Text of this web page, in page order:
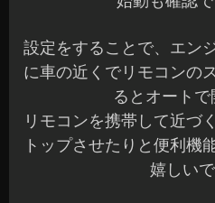
設定をすることで、エン
に車の近くでリモコンの
るとオートで
リモコンを携帯して近づ
トップさせたりと便利機
嬉しい